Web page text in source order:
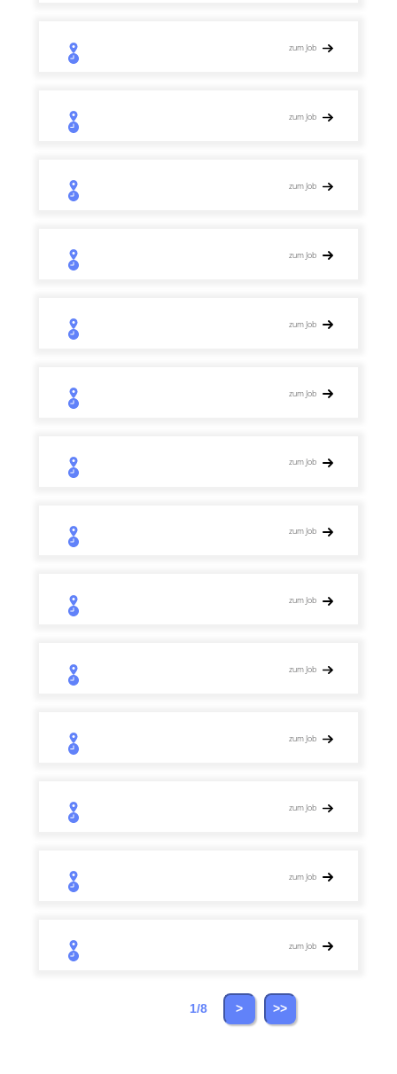
zum Job
zum Job
zum Job
zum Job
zum Job
zum Job
zum Job
zum Job
zum Job
zum Job
zum Job
zum Job
zum Job
zum Job
1/8